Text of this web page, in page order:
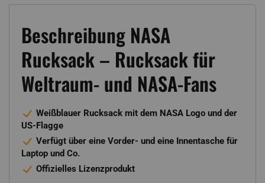
Beschreibung NASA
Rucksack – Rucksack für
Weltraum- und NASA-Fans
Weißblauer Rucksack mit dem NASA Logo und der
US-Flagge
Verfügt über eine Vorder- und eine Innentasche für
Laptop und Co.
Offizielles Lizenzprodukt